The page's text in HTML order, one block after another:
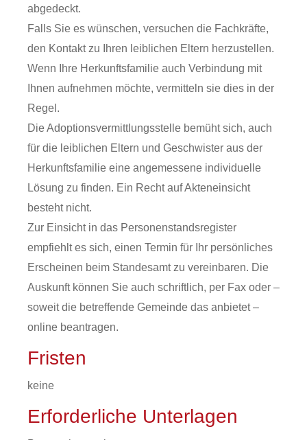
abgedeckt.
Falls Sie es wünschen, versuchen die Fachkräfte,
den Kontakt zu Ihren leiblichen Eltern herzustellen.
Wenn Ihre Herkunftsfamilie auch Verbindung mit
Ihnen aufnehmen möchte, vermitteln sie dies in der
Regel.
Die Adoptionsvermittlungsstelle bemüht sich, auch
für die leiblichen Eltern und Geschwister aus der
Herkunftsfamilie eine angemessene individuelle
Lösung zu finden. Ein Recht auf Akteneinsicht
besteht nicht.
Zur Einsicht in das Personenstandsregister
empfiehlt es sich, einen Termin für Ihr persönliches
Erscheinen beim Standesamt zu vereinbaren. Die
Auskunft können Sie auch schriftlich, per Fax oder –
soweit die betreffende Gemeinde das anbietet –
online beantragen.
Fristen
keine
Erforderliche Unterlagen